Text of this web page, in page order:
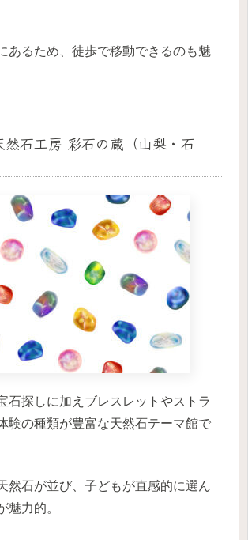
あるため、徒歩で移動できるのも魅
石工房 彩石の蔵（山梨・石
石探しに加えブレスレットやストラ
験の種類が豊富な天然石テーマ館で
然石が並び、子どもが直感的に選ん
魅力的。